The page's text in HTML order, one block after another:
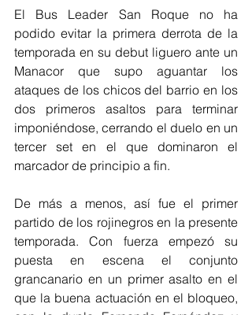
El Bus Leader San Roque no ha
podido evitar la primera derrota de la
temporada en su debut liguero ante un
Manacor que supo aguantar los
ataques de los chicos del barrio en los
dos primeros asaltos para terminar
imponiéndose, cerrando el duelo en un
tercer set en el que dominaron el
marcador de principio a fin.
De más a menos, así fue el primer
partido de los rojinegros en la presente
temporada. Con fuerza empezó su
puesta en escena el conjunto
grancanario en un primer asalto en el
que la buena actuación en el bloqueo,